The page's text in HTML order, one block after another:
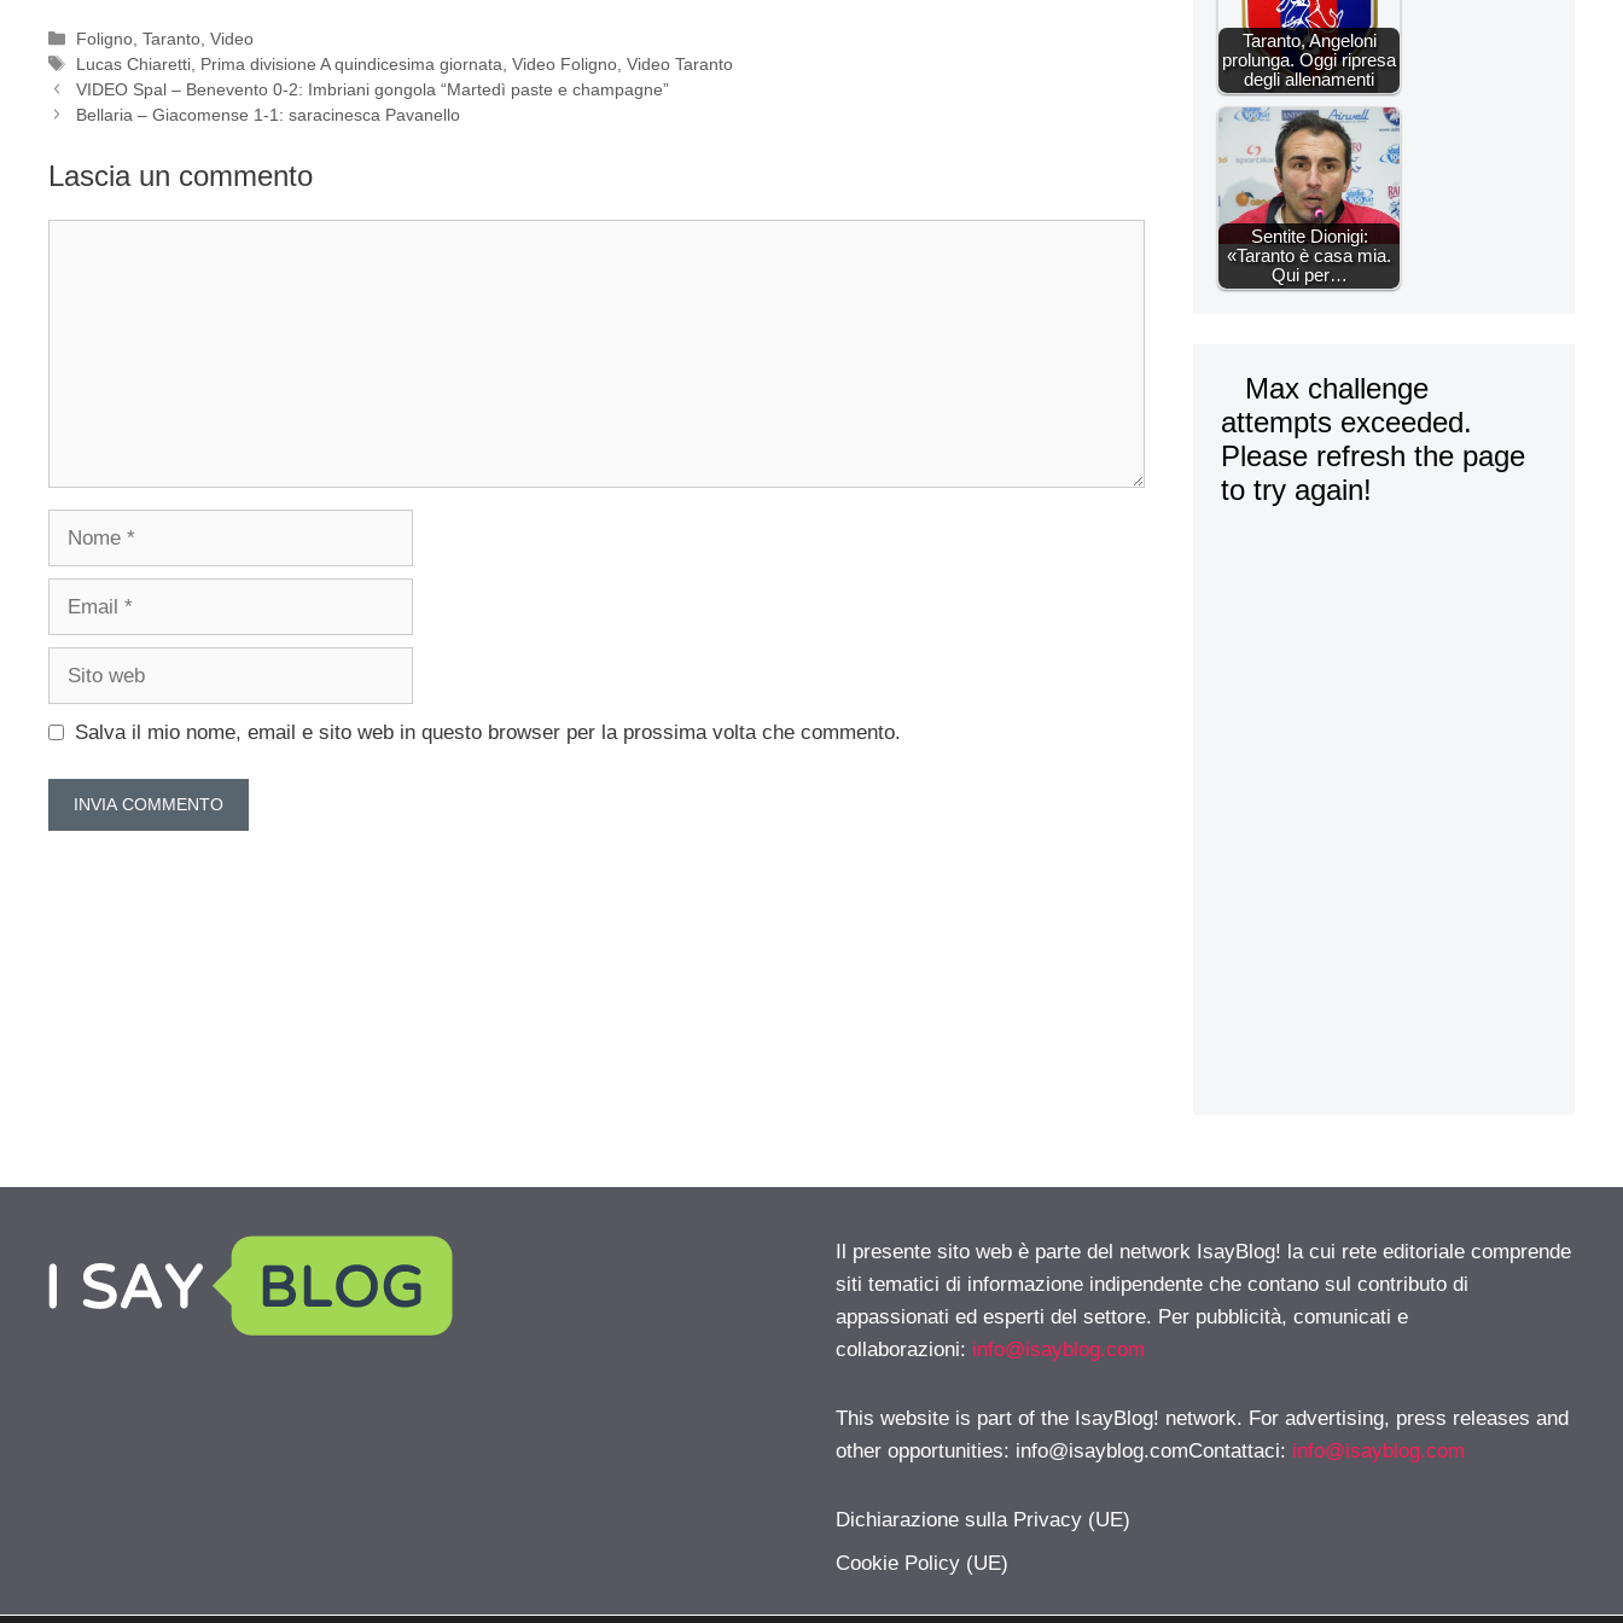
Categorie
Foligno ,Taranto ,Video
Tag
Lucas Chiaretti Prima divisione A quindicesima giornata ,Video Foligno ,Video Taranto
VIDEO Spal – Benevento 0-2: Imbriani gongola “Martedì paste e champagne”
Bellaria – Giacomense 1-1: saracinesca Pavanello
Lascia un commento
Salva il mio nome, email e sito web in questo browser per la prossima volta che commento.
Taranto, Angeloni
prolunga. Oggi ripresa
degli allenamenti
Sentite Dionigi:
«Taranto è casa mia.
Qui per…
Il presente sito web è parte del network IsayBlog! la cui rete editoriale comprende
siti tematici di informazione indipendente che contano sul contributo di
appassionati ed esperti del settore. Per pubblicità, comunicati e
collaborazioni: info@isayblog.com
This website is part of the IsayBlog! network. For advertising, press releases and
other opportunities: info@isayblog.comContattaci: info@isayblog.com
Dichiarazione sulla Privacy (UE)
Cookie Policy (UE)